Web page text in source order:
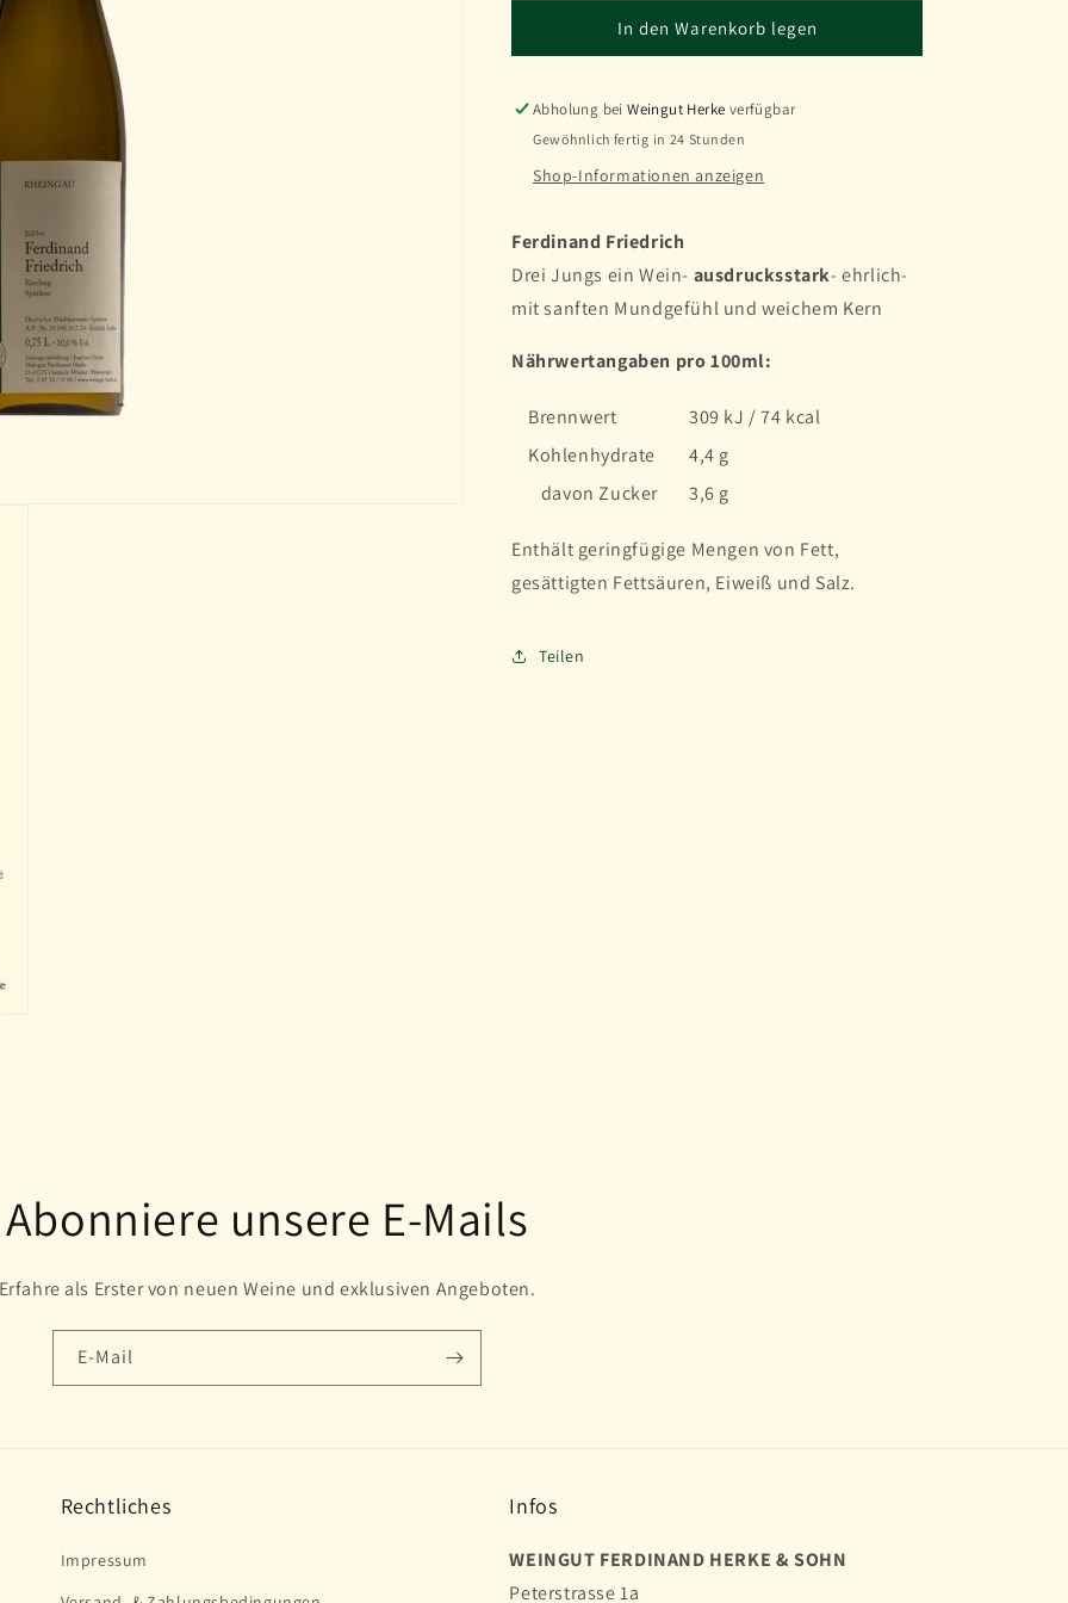
2023er
Ferdinand
Friedrich
für
2023er
Ferdinand
Friedrich
In den Warenkorb legen
Abholung beiWeingut Herke verfügbar
Gewöhnlich fertig in 24 Stunden
Shop-Informationen anzeigen
Ferdinand Friedrich
Drei Jungs ein Wein- ausdrucksstark- ehrlich-
mit sanften Mundgefühl und weichem Kern
Nährwertangaben pro 100ml:
Brennwert
309 kJ / 74 kcal
Kohlenhydrate
4,4 g
davon Zucker
3,6 g
Enthält geringfügige Mengen von Fett,
gesättigten Fettsäuren, Eiweiß und Salz.
Teilen
Abonniere unsere E-Mails
Erfahre als Erster von neuen Weine und exklusiven Angeboten.
E-Mail
Rechtliches
Impressum
Infos
WEINGUT FERDINAND HERKE & SOHN
Peterstrasse 1a